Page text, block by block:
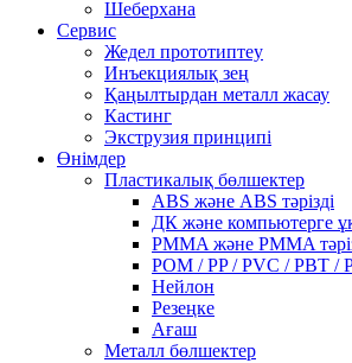
Шеберхана
Сервис
Жедел прототиптеу
Инъекциялық зең
Қаңылтырдан металл жасау
Кастинг
Экструзия принципі
Өнімдер
Пластикалық бөлшектер
ABS және ABS тәрізді
ДК және компьютерге
PMMA және PMMA
POM / PP / PVC / PBT /
Нейлон
Резеңке
Ағаш
Металл бөлшектер